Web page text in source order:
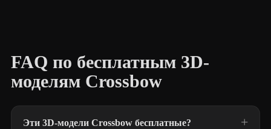
FAQ по бесплатным 3D-
моделям Crossbow
Эти 3D-модели Crossbow бесплатные?